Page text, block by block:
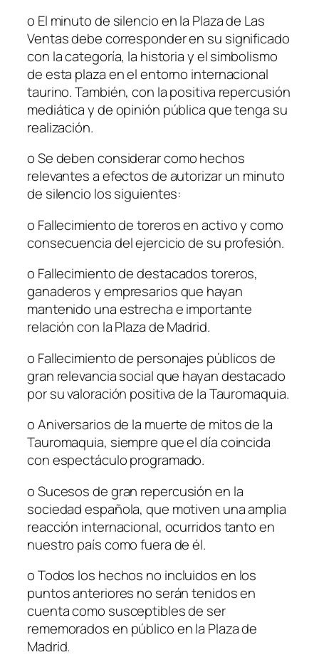
o El minuto de silencio en la Plaza de Las
Ventas debe corresponder en su significado
con la categoría, la historia y el simbolismo
de esta plaza en el entorno internacional
taurino. También, con la positiva repercusión
mediática y de opinión pública que tenga su
realización.
oSe deben considerar como hechos
relevantes a efectos de autorizar un minuto
de silencio los siguientes:
o Fallecimiento de toreros en activo y como
consecuencia del ejercicio de su profesión.
o Fallecimiento de destacados toreros,
ganaderos y empresarios que hayan
mantenido una estrecha e importante
relación con la Plaza de Madrid.
o Fallecimiento de personajes públicos de
gran relevancia social que hayan destacado
por su valoración positiva de la Tauromaquia.
oAniversarios de la muerte de mitos de la
Tauromaquia, siempre que el día coincida
con espectáculo programado.
oSucesos de gran repercusión en la
sociedad española, que motiven una amplia
reacción internacional, ocurridos tanto en
nuestro país como fuera de él.
oTodos los hechos no incluidos en los
puntos anteriores no serán tenidos en
cuenta como susceptibles de ser
rememorados en público en la Plaza de
Madrid.